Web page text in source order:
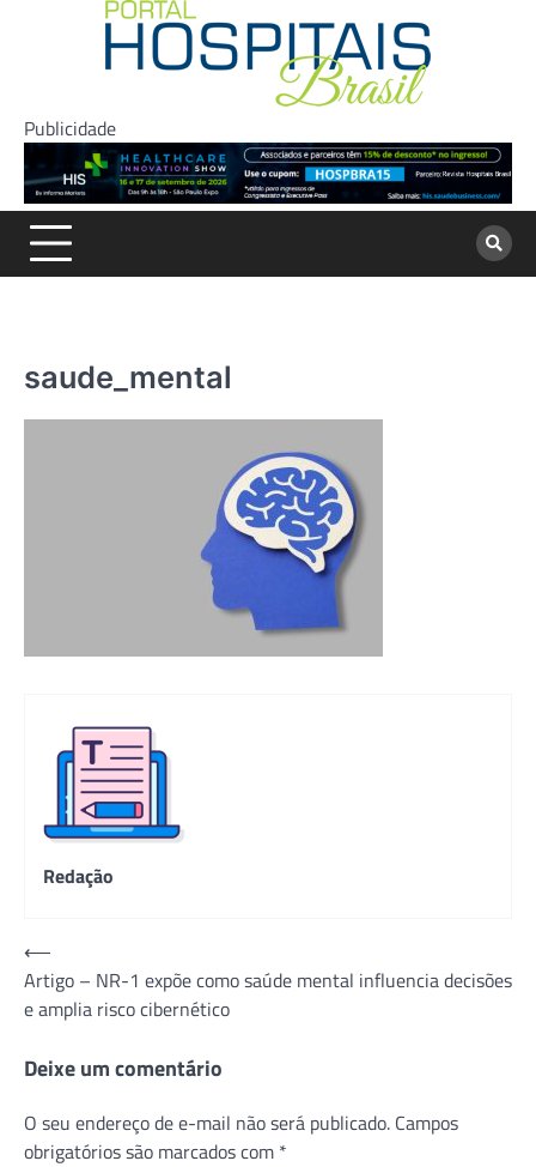
Publicidade
saude_mental
Redação
Navegação
de
Post
⟵
Artigo – NR-1 expõe como saúde mental influencia decisões
e amplia risco cibernético
Deixe um comentário
O seu endereço de e-mail não será publicado. Campos
obrigatórios são marcados com *